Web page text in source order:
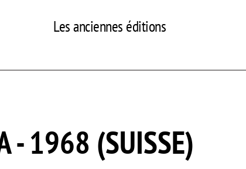
Les anciennes éditions
- 1968 (SUISSE)